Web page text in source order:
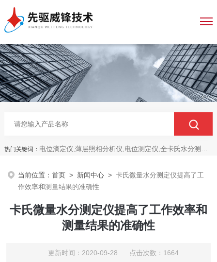
热门关键词： 电位滴定仪;薄层照相分析仪;电位测定仪;全卡氏水分测定仪;全自动永停滴定仪;菌落计数分析仪;抑菌圈测量仪;抑菌圈分析仪
当前位置：首页 > 新闻中心 >卡氏微量水分测定仪提高了工
作效率和测量结果的准确性
卡氏微量水分测定仪提高了工作效率和
测量结果的准确性
更新时间：2020-09-28 点击次数：1664